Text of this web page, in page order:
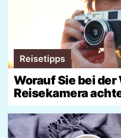
Reisetipps
Worauf Sie bei der
Reisekamera